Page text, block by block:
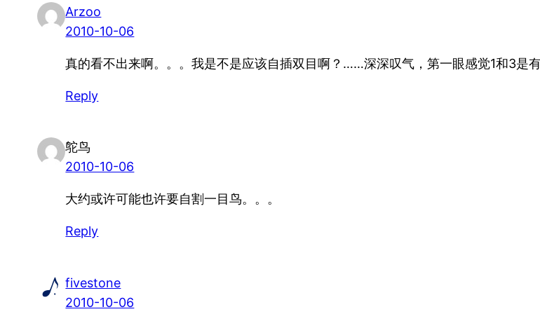
Arzoo
2010-10-06
真的看不出来啊。。。我是不是应该自插双目啊？……深深叹气，第一眼感觉1和3
Reply
鸵鸟
2010-10-06
大约或许可能也许要自割一目鸟。。。
Reply
fivestone
2010-10-06